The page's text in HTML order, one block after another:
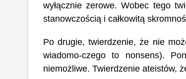
wyłącznie zerowe. Wobec tego
stanowczością i całkowitą
Po drugie, twierdzenie, że nie
wiadomo-czego to nonsens).
niemożliwe. Twierdzenie ateistów,